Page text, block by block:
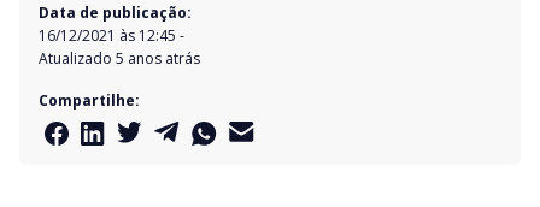
Data de publicação:
16/12/2021 às 12:45 -
Atualizado 5 anos atrás
Compartilhe: